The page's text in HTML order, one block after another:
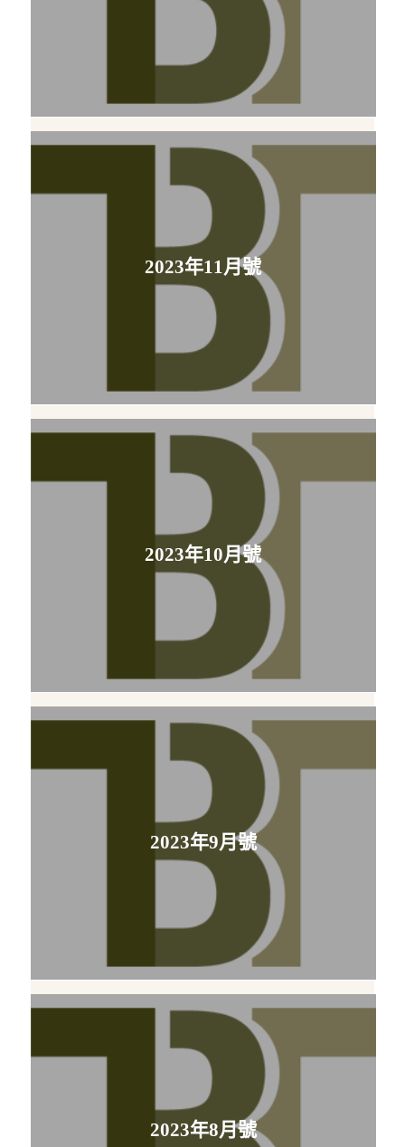
2023年11月號
2023年10月號
2023年9月號
2023年8月號